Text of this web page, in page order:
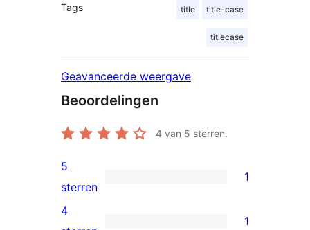
Tags title title-case
titlecase
Geavanceerde weergave
Beoordelingen
4 van 5 sterren.
1
5
5
sterren
1
4
1